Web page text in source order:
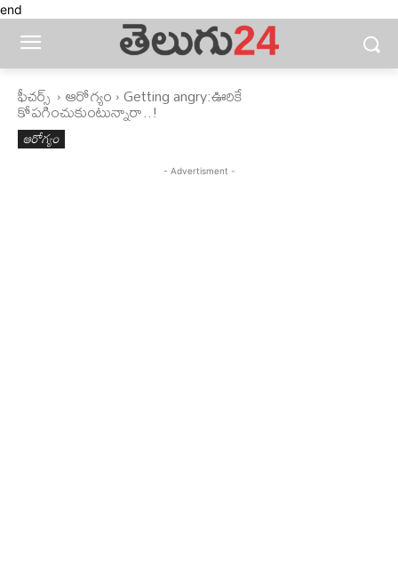
end
ఫీచ‌ర్స్ ‌ ఆరోగ్యం Getting angry:ఊరికే
కోపగించుకుంటున్నారా..!
ఆరోగ్యం
- Advertisment -